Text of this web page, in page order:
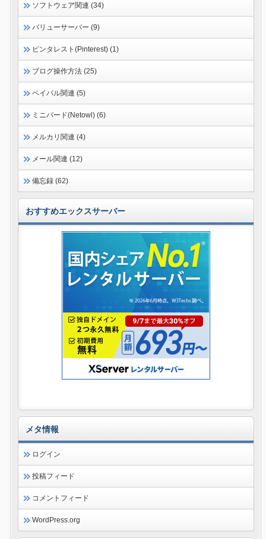
ソフトウェア関連 (34)
バリューサーバー (9)
ピンタレスト(Pinterest) (1)
ブログ操作方法 (25)
ペイパル関連 (5)
ミニバード(Netowl) (6)
メルカリ関連 (4)
メール関連 (12)
備忘録 (62)
おすすめエックスサーバー
メタ情報
ログイン
投稿フィード
コメントフィード
WordPress.org